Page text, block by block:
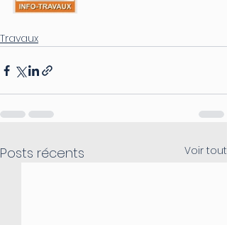
Travaux
Posts récents Voir tout